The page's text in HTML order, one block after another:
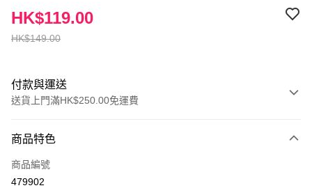
HK$149.00
HK$119.00
付款與運送
送貨上門滿HK$250.00免運費
信用卡
Apple Pay
商品特色
商品編號
479902